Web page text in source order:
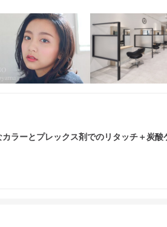
ラーとプレックス剤でのリタッチ＋炭酸